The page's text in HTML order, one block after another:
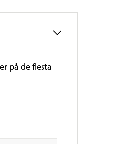
på de flesta